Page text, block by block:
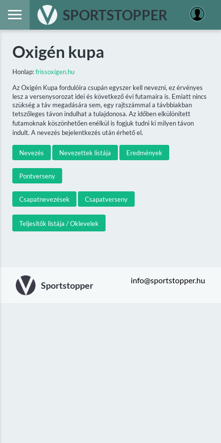
SPORTSTOPPER
Oxigén kupa
Honlap:frissoxigen.hu
Az Oxigén Kupa fordulóira csupán egyszer kell nevezni, ez érvényes
lesz a versenysorozat idei és következő évi futamaira is. Emiatt nincs
szükség a táv megadására sem, egy rajtszámmal a távbbiakban
tetszőleges távon indulhat a tulajdonosa. Az időben elkülönített
futamoknak köszönhetően enélkül is fogjuk tudni ki milyen távon
indult. A nevezés bejelentkezés után érhető el.
Nevezés Nevezettek listája Eredmények
Pontverseny
Csapatnevezések Csapatverseny
Teljesítők listája / Oklevelek
Sportstopper info@sportstopper.hu